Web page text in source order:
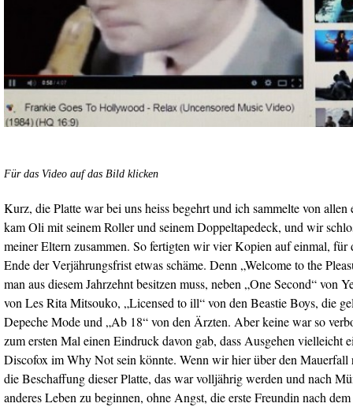
Für das Video auf das Bild klicken
Kurz, die Platte war bei uns heiss begehrt und ich sammelte von allen
kam Oli mit seinem Roller und seinem Doppeltapedeck, und wir
meiner Eltern zusammen. So fertigten wir vier Kopien auf einmal, für
Ende der Verjährungsfrist etwas schäme. Denn „Welcome to the
man aus diesem Jahrzehnt besitzen muss, neben „One Second“ von
von Les Rita Mitsouko, „Licensed to ill“ von den Beastie Boys, die
Depeche Mode und „Ab 18“ von den Ärzten. Aber keine war so
zum ersten Mal einen Eindruck davon gab, dass Ausgehen vielleicht
Discofox im Why Not sein könnte. Wenn wir hier über den Mauerfall
die Beschaffung dieser Platte, das war volljährig werden und nach
anderes Leben zu beginnen, ohne Angst, die erste Freundin nach